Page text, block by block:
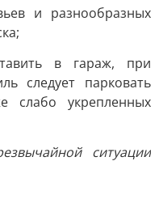
и разнообразных
в гараж, при
следует парковать
слабо укрепленных
ситуации